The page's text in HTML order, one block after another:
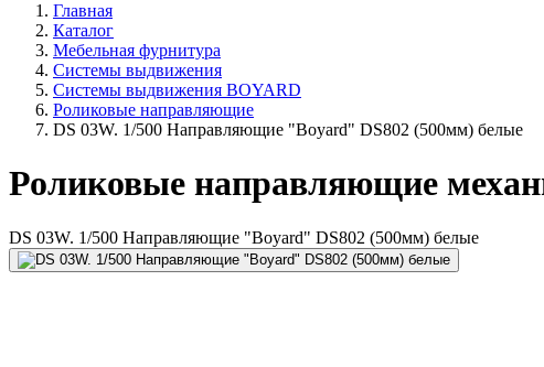
Главная
Каталог
Мебельная фурнитура
Системы выдвижения
Системы выдвижения BOYARD
Роликовые направляющие
DS 03W. 1/500 Направляющие "Boyard" DS802 (500мм) белые
Роликовые направляющие
DS 03W. 1/500 Направляющие "Boyard" DS802 (500мм) белые